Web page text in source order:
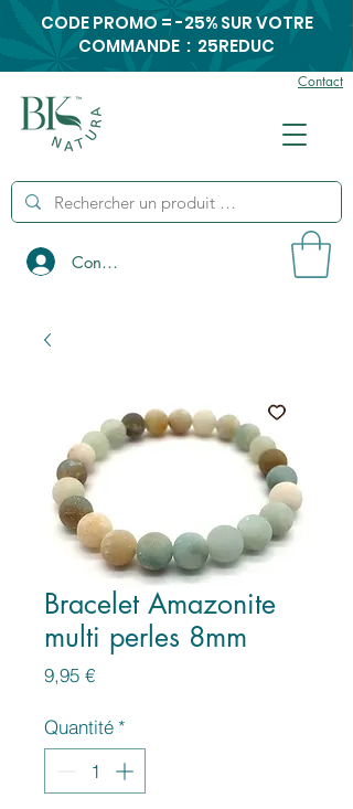
Contact
Connexion
CODE PROMO = -25% SUR VOTRE
COMMANDE : 25REDUC
Bracelet Amazonite
multi perles 8mm
9,95 €Prix
Quantité *